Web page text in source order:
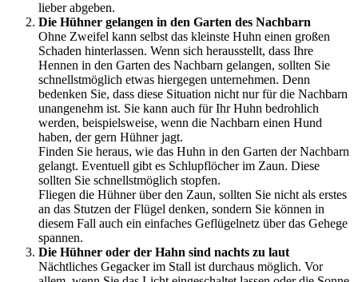
lieber abgeben.
Die Hühner gelangen in den Garten des Nachbarn
Ohne Zweifel kann selbst das kleinste Huhn einen großen
Schaden hinterlassen. Wenn sich herausstellt, dass Ihre
Hennen in den Garten des Nachbarn gelangen, sollten Sie
schnellstmöglich etwas hiergegen unternehmen. Denn
bedenken Sie, dass diese Situation nicht nur für die Nachbarn
unangenehm ist. Sie kann auch für Ihr Huhn bedrohlich
werden, beispielsweise, wenn die Nachbarn einen Hund
haben, der gern Hühner jagt.
Finden Sie heraus, wie das Huhn in den Garten der Nachbarn
gelangt. Eventuell gibt es Schlupflöcher im Zaun. Diese
sollten Sie schnellstmöglich stopfen.
Fliegen die Hühner über den Zaun, sollten Sie nicht als erstes
an das Stutzen der Flügel denken, sondern Sie können in
diesem Fall auch ein einfaches Geflügelnetz über das Gehege
spannen.
Die Hühner oder der Hahn sind nachts zu laut
Nächtliches Gegacker im Stall ist durchaus möglich. Vor